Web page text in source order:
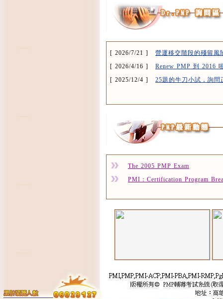
[ 2026/7/21 ]
營運移交階段的殘留風
[ 2026/4/16 ]
Renew PMP 到 2016
[ 2025/12/4 ]
25題的牛刀小試，詢問
The 2005 PMP Exam
PMI：Certification Program